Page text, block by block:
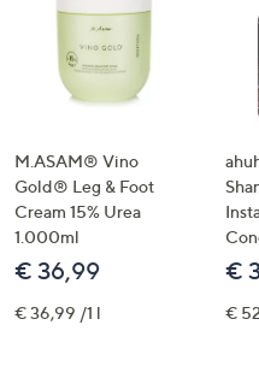
Touch-
Geräten
links
bzw.
rechts,
um
diese
anzuzeigen.
M.ASAM® Vino
Gold® Leg & Foot
Cream 15% Urea
1.000ml
€ 36,99
€ 36,99 /1 l
€
€